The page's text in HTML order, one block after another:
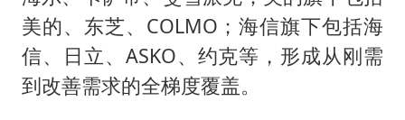
美的、东芝、COLMO；海信旗下包括海
信、日立、ASKO、约克等，形成从刚需
到改善需求的全梯度覆盖。